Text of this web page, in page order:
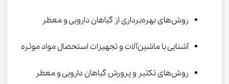
روش‌های بهره‌برداری از گیاهان دارویی و معطر
آشنایی با ماشین‌آلات و تجهیزات استحصال مواد موثره
روش‌های تکثیر و پرورش گیاهان دارویی و معطر